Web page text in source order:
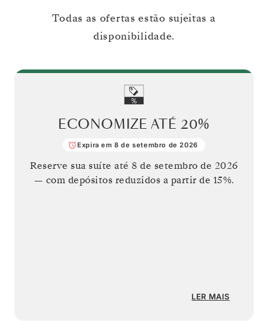
Todas as ofertas estão sujeitas a
disponibilidade.
ECONOMIZE ATÉ 20%
Expira em 8 de setembro de 2026
Reserve sua suíte até8 de setembro de 2026
— com depósitos reduzidos a partir de 15%.
LER MAIS